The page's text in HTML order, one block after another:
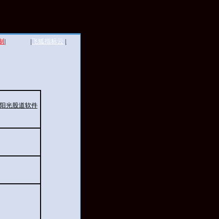
| |飞狐指标云 |
光股道软件